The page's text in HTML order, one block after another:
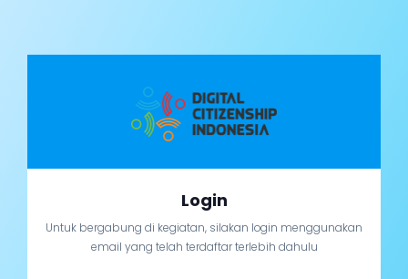
Login
Untuk bergabung di kegiatan, silakan login menggunakan
email yang telah terdaftar terlebih dahulu